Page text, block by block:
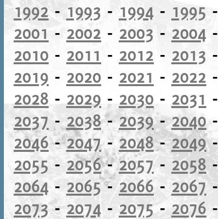
1992- 1993 - 1994 - 1995
2001 - 2002 - 2003 - 2004
2010 - 2011 - 2012 - 2013
2019 - 2020 - 2021 - 2022
2028 - 2029 - 2030 - 2031
2037 - 2038-2039-2040
2046-2047- 2048-2049
2055 - 2056-2057 - 2058
2064 - 2065-2066-2067
2073-2074 - 2075-2076